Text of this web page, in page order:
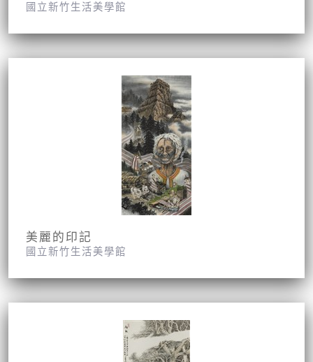
國立新竹生活美學館
美麗的印記
國立新竹生活美學館